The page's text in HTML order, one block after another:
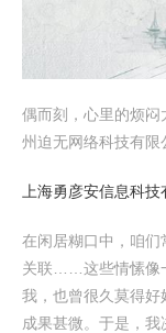
偶而刻，心里的烦
州迫无网络科技有限
上海勇彦安信息科技
在闲居糊口中，咱
关联……这些情愫像
我，也曾很久莫得好
成果甚微。于是，我